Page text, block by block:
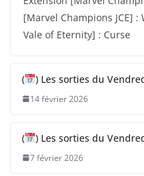
[Marvel Champions JCE]
Vale of Eternity] : Curse
( ) Les sorties du
14 février 2026
( ) Les sorties du
7 février 2026